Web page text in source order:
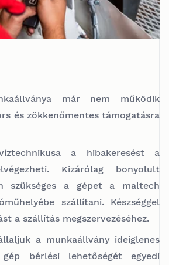
már nem működik
és zökkenőmentes támogatásra
a hibakeresést a
Kizárólag bonyolult
szükséges a gépet a maltech
szállítani. Készséggel
a szállítás megszervezéséhez.
a munkaállvány ideiglenes
bérlési lehetőségét egyedi